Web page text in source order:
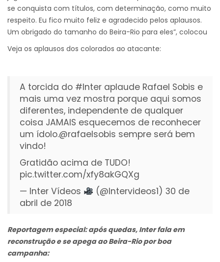
se conquista com títulos, com determinação, como muito
respeito. Eu fico muito feliz e agradecido pelos aplausos.
Um obrigado do tamanho do Beira-Rio para eles”, colocou
Veja os aplausos dos colorados ao atacante:
A torcida do #Inter aplaude Rafael Sobis e
mais uma vez mostra porque aqui somos
diferentes, independente de qualquer
coisa JAMAIS esquecemos de reconhecer
um ídolo.@rafaelsobis sempre será bem
vindo!
Gratidão acima de TUDO!
pic.twitter.com/xfy8akGQXg
— Inter Vídeos
(@Intervideos1) 30 de
abril de 2018
Reportagem especial: após quedas, Inter fala em
reconstrução e se apega ao Beira-Rio por boa
campanha: